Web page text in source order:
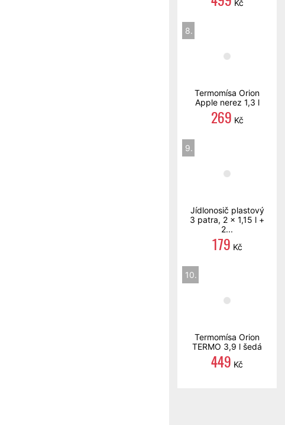
Kč
8.
Termomísa Orion
Apple nerez 1,3 l
269 Kč
9.
Jídlonosič plastový
3 patra, 2 x 1,15 l +
2...
179 Kč
10.
Termomísa Orion
TERMO 3,9 l šedá
449 Kč